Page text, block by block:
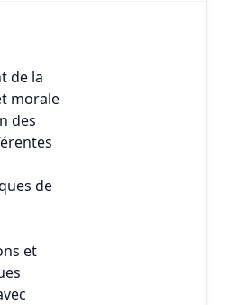
de la
morale
des
de
et